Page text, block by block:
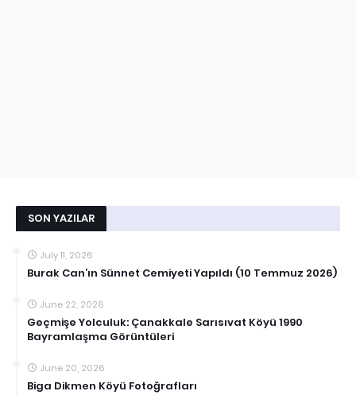
SON YAZILAR
July 11, 2026
Burak Can’ın Sünnet Cemiyeti Yapıldı (10 Temmuz 2026)
June 22, 2026
Geçmişe Yolculuk: Çanakkale Sarısıvat Köyü 1990
Bayramlaşma Görüntüleri
June 20, 2026
Biga Dikmen Köyü Fotoğrafları